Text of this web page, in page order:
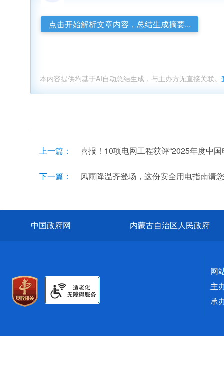
点击开始解析文章内容，总结生成摘要...
本内容提供均基于AI自动总结生成，与主办方无直接关联。
上一篇： 喜报！10项电网工程获评“2025年度中
下一篇： 风雨降温齐登场，这份安全用电指南请
中国政府网 内蒙古自治区人民政府
网
主
承